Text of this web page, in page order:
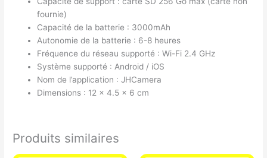
fournie)
Capacité de la batterie : 3000mAh
Autonomie de la batterie : 6-8 heures
Fréquence du réseau supporté : Wi-Fi 2.4 GHz
Système supporté : Android / iOS
Nom de l’application : JHCamera
Dimensions : 12 x 4.5 x 6 cm
Produits similaires